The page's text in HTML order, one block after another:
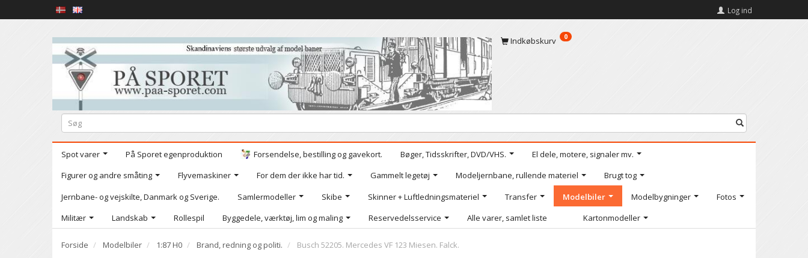
Log ind
Indkøbskurv 0
Spot varer På Sporet egenproduktion Forsendelse, bestilling og gavekort. Bøger, Tidsskrifter, DVD/VHS.
El dele, motere, signaler mv.
Figurer og andre småting
Flyvemaskiner For dem der ikke har tid. Gammelt legetøj Modeljernbane, rullende materiel
Brugt tog
Jernbane- og vejskilte, Danmark og Sverige.
Samlermodeller Skibe Skinner + Luftledningsmateriel Transfer Modelbiler Modelbygninger
Fotos
Militær
Landskab Rollespil Byggedele, værktøj, lim og maling Reservedelsservice Alle varer, samlet liste Kartonmodeller
Forside Modelbiler 1:87 H0 Brand, redning og politi. Busch 52205. Mercedes VF 123 Miesen. Falck.